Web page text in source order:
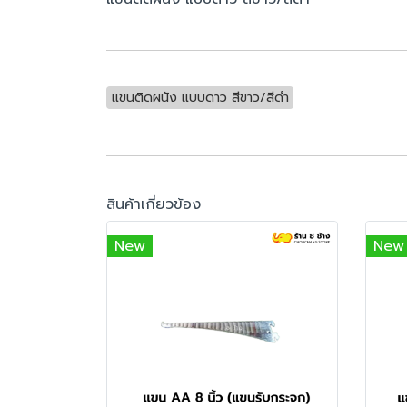
แขนติดผนัง แบบดาว สีขาว/สีดำ
สินค้าเกี่ยวข้อง
New
New